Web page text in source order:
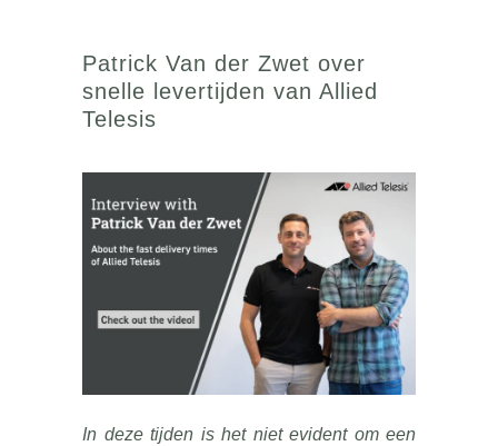
Patrick Van der Zwet over
snelle levertijden van Allied
Telesis
In deze tijden is het niet evident om een